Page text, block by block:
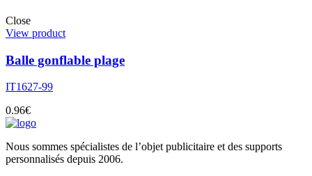
Close
View product
Balle gonflable plage
IT1627-99
0.96€
Nous sommes spécialistes de l’objet publicitaire et des supports
personnalisés depuis 2006.